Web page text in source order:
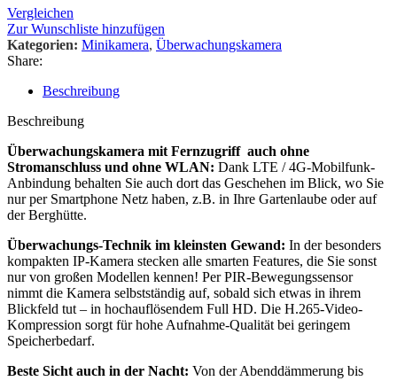
Vergleichen
Zur Wunschliste hinzufügen
Kategorien: Minikamera, Überwachungskamera
Share:
Beschreibung
Beschreibung
Überwachungskamera mit Fernzugriff auch ohne
Stromanschluss und ohne WLAN: Dank LTE / 4G-Mobilfunk-
Anbindung behalten Sie auch dort das Geschehen im Blick, wo Sie
nur per Smartphone Netz haben, z.B. in Ihre Gartenlaube oder auf
der Berghütte.
Überwachungs-Technik im kleinsten Gewand: In der besonders
kompakten IP-Kamera stecken alle smarten Features, die Sie sonst
nur von großen Modellen kennen! Per PIR-Bewegungssensor
nimmt die Kamera selbstständig auf, sobald sich etwas in ihrem
Blickfeld tut – in hochauflösendem Full HD. Die H.265-Video-
Kompression sorgt für hohe Aufnahme-Qualität bei geringem
Speicherbedarf.
Beste Sicht auch in der Nacht: Von der Abenddämmerung bis